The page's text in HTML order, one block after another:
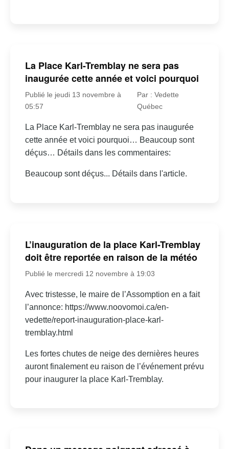
La Place Karl-Tremblay ne sera pas
inaugurée cette année et voici pourquoi
Publié le jeudi 13 novembre à
05:57
Par : Vedette
Québec
La Place Karl-Tremblay ne sera pas inaugurée
cette année et voici pourquoi… Beaucoup sont
déçus… Détails dans les commentaires:
Beaucoup sont déçus... Détails dans l'article.
L’inauguration de la place Karl-Tremblay
doit être reportée en raison de la météo
Publié le mercredi 12 novembre à 19:03
Avec tristesse, le maire de l’Assomption en a fait
l’annonce: https://www.noovomoi.ca/en-
vedette/report-inauguration-place-karl-
tremblay.html
Les fortes chutes de neige des dernières heures
auront finalement eu raison de l’événement prévu
pour inaugurer la place Karl-Tremblay.